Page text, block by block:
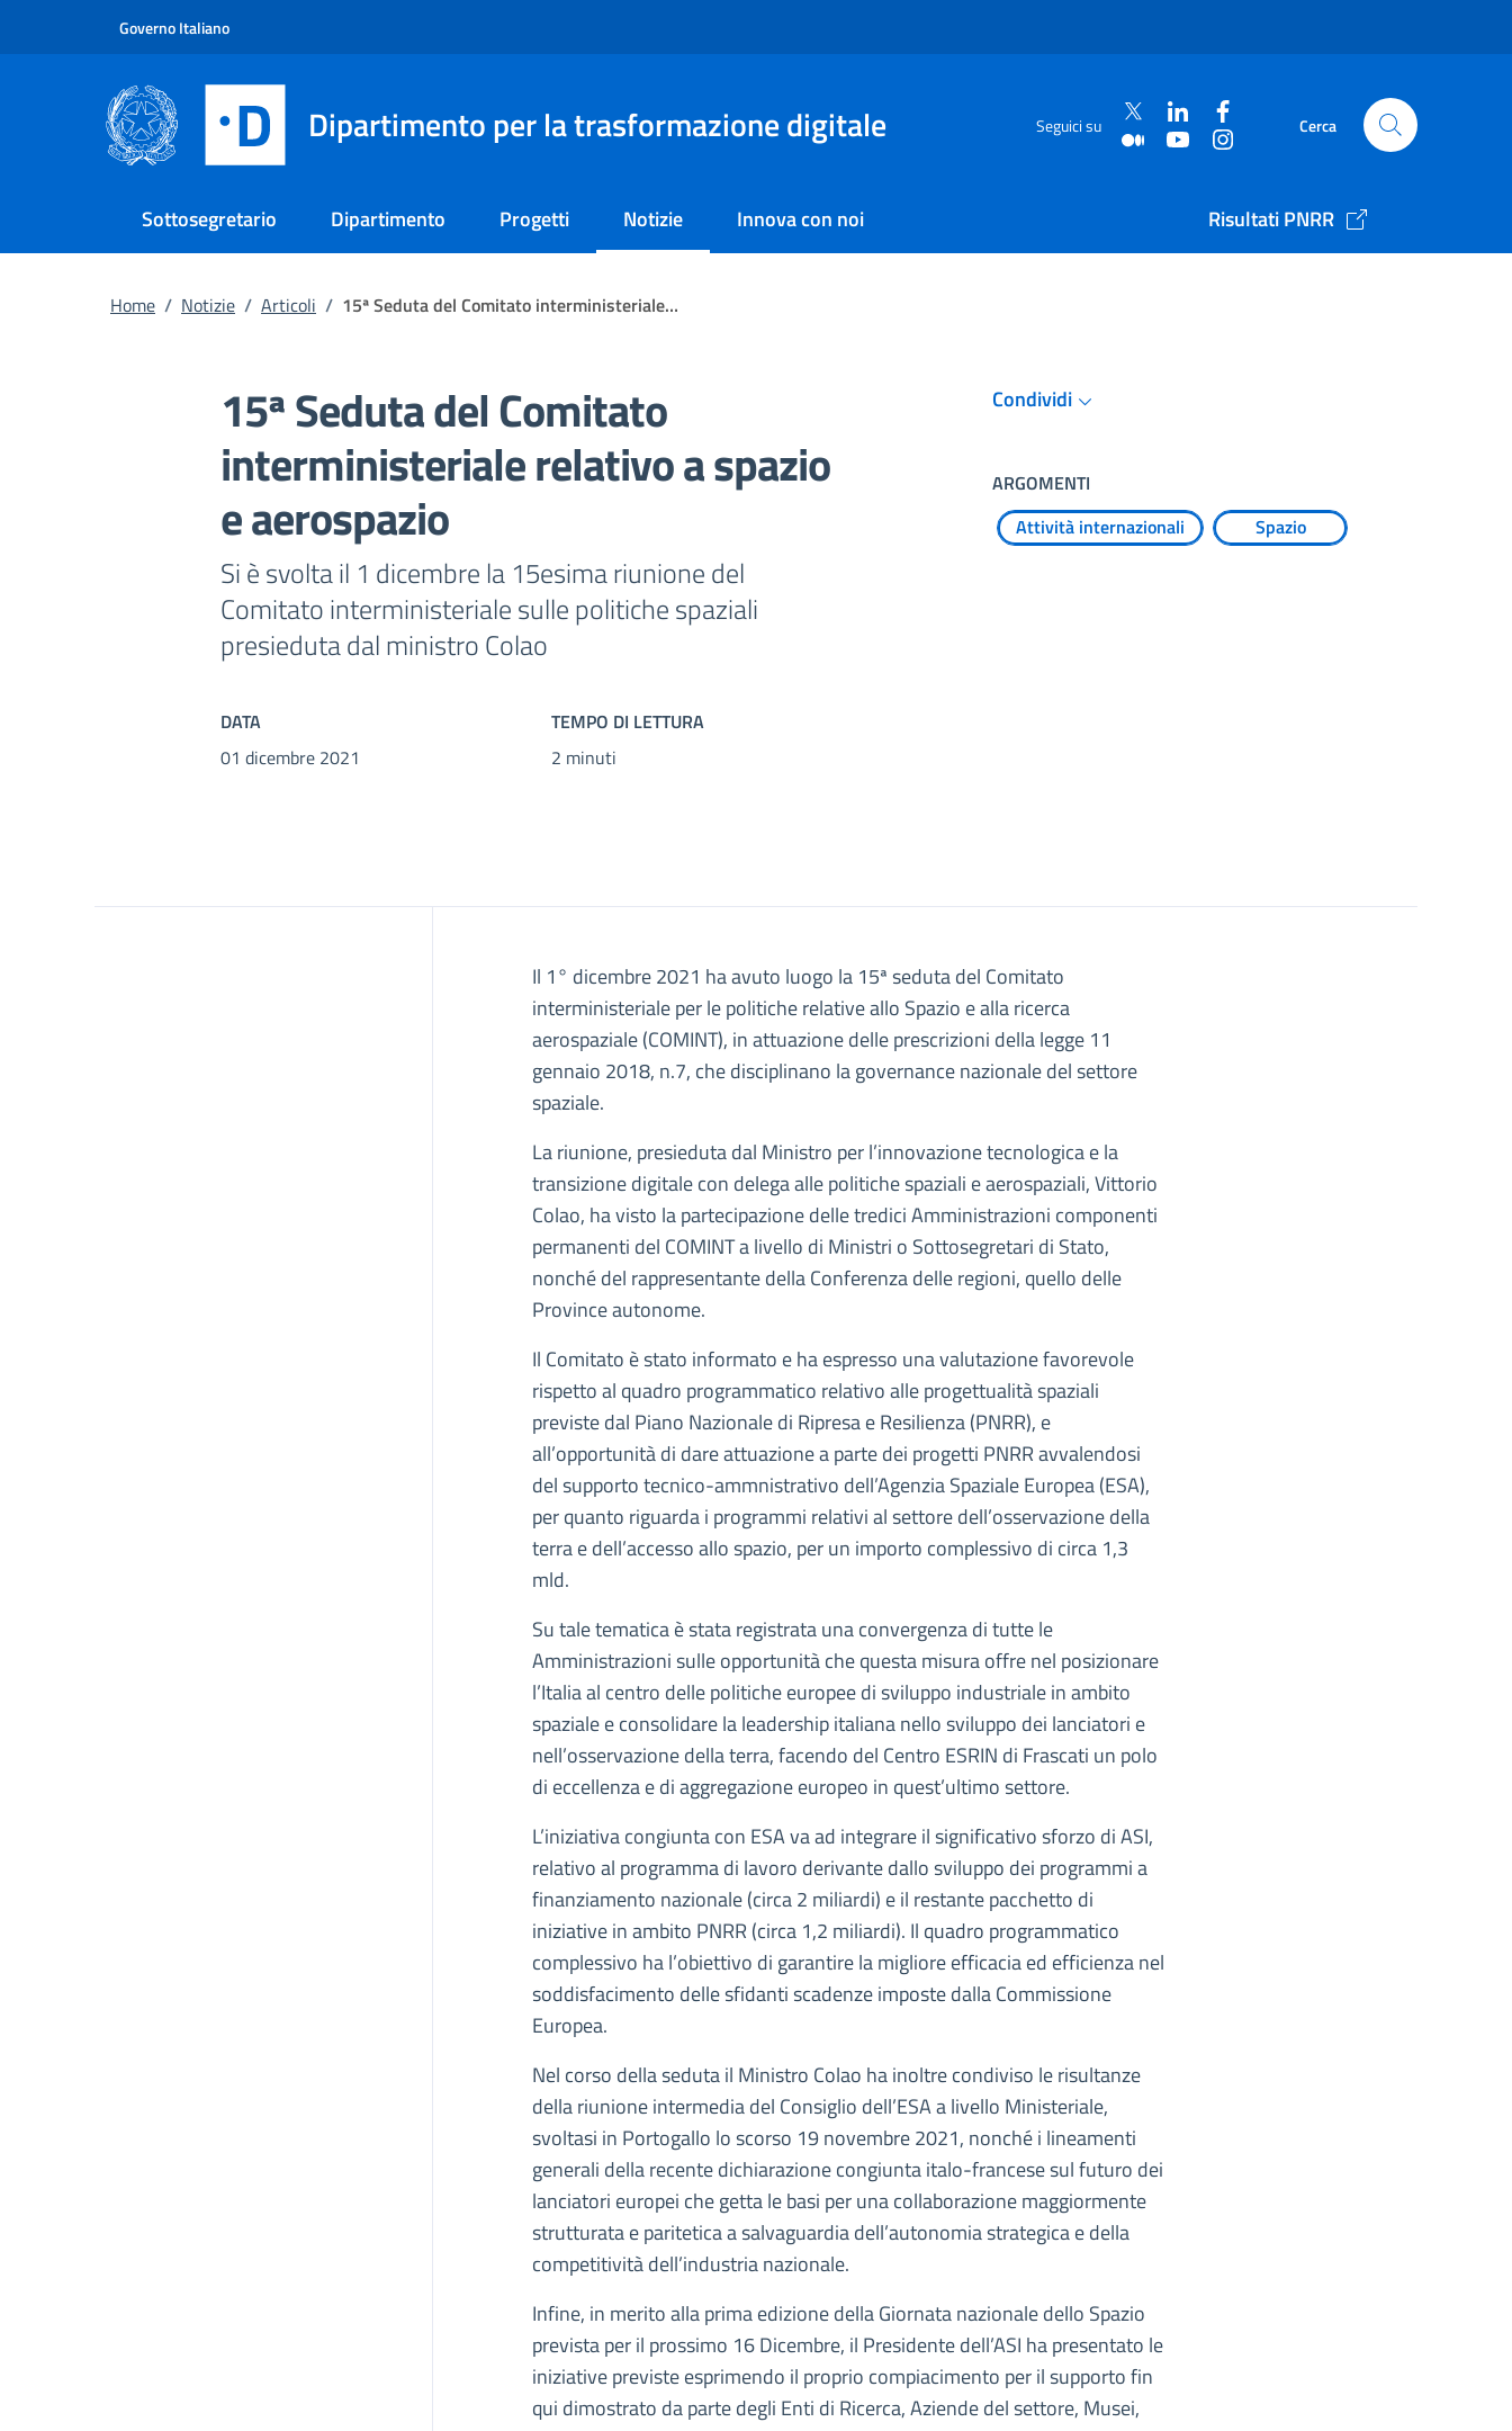
Governo Italiano
Dipartimento per la trasformazione digitale Seguici su Cerca
Sottosegretario Dipartimento Progetti Notizie Innova con noi Risultati PNRR
Home / Notizie / Articoli / 15ª Seduta del Comitato interministeriale…
15ª Seduta del Comitato
interministeriale relativo a spazio
e aerospazio
Si è svolta il 1 dicembre la 15esima riunione del
Comitato interministeriale sulle politiche spaziali
presieduta dal ministro Colao
DATA
01 dicembre 2021
TEMPO DI LETTURA
2 minuti
Condividi
ARGOMENTI
Attività internazionali
Spazio
Il 1° dicembre 2021 ha avuto luogo la 15ª seduta del Comitato
interministeriale per le politiche relative allo Spazio e alla ricerca
aerospaziale (COMINT), in attuazione delle prescrizioni della legge 11
gennaio 2018, n.7, che disciplinano la governance nazionale del settore
spaziale.
La riunione, presieduta dal Ministro per l’innovazione tecnologica e la
transizione digitale con delega alle politiche spaziali e aerospaziali, Vittorio
Colao, ha visto la partecipazione delle tredici Amministrazioni componenti
permanenti del COMINT a livello di Ministri o Sottosegretari di Stato,
nonché del rappresentante della Conferenza delle regioni, quello delle
Province autonome.
Il Comitato è stato informato e ha espresso una valutazione favorevole
rispetto al quadro programmatico relativo alle progettualità spaziali
previste dal Piano Nazionale di Ripresa e Resilienza (PNRR), e
all’opportunità di dare attuazione a parte dei progetti PNRR avvalendosi
del supporto tecnico-ammnistrativo dell’Agenzia Spaziale Europea (ESA),
per quanto riguarda i programmi relativi al settore dell’osservazione della
terra e dell’accesso allo spazio, per un importo complessivo di circa 1,3
mld.
Su tale tematica è stata registrata una convergenza di tutte le
Amministrazioni sulle opportunità che questa misura offre nel posizionare
l’Italia al centro delle politiche europee di sviluppo industriale in ambito
spaziale e consolidare la leadership italiana nello sviluppo dei lanciatori e
nell’osservazione della terra, facendo del Centro ESRIN di Frascati un polo
di eccellenza e di aggregazione europeo in quest’ultimo settore.
L’iniziativa congiunta con ESA va ad integrare il significativo sforzo di ASI,
relativo al programma di lavoro derivante dallo sviluppo dei programmi a
finanziamento nazionale (circa 2 miliardi) e il restante pacchetto di
iniziative in ambito PNRR (circa 1,2 miliardi). Il quadro programmatico
complessivo ha l’obiettivo di garantire la migliore efficacia ed efficienza nel
soddisfacimento delle sfidanti scadenze imposte dalla Commissione
Europea.
Nel corso della seduta il Ministro Colao ha inoltre condiviso le risultanze
della riunione intermedia del Consiglio dell’ESA a livello Ministeriale,
svoltasi in Portogallo lo scorso 19 novembre 2021, nonché i lineamenti
generali della recente dichiarazione congiunta italo-francese sul futuro dei
lanciatori europei che getta le basi per una collaborazione maggiormente
strutturata e paritetica a salvaguardia dell’autonomia strategica e della
competitività dell’industria nazionale.
Infine, in merito alla prima edizione della Giornata nazionale dello Spazio
prevista per il prossimo 16 Dicembre, il Presidente dell’ASI ha presentato le
iniziative previste esprimendo il proprio compiacimento per il supporto fin
qui dimostrato da parte degli Enti di Ricerca, Aziende del settore, Musei,